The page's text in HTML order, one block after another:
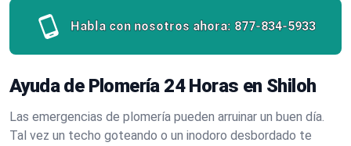
Habla con nosotros ahora: 877-834-5933
Ayuda de Plomería 24 Horas en Shiloh
Las emergencias de plomería pueden arruinar un buen día.
Tal vez un techo goteando o un inodoro desbordado te